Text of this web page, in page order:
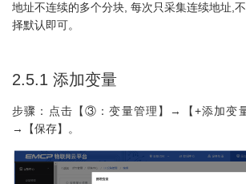
地址不连续的多个分块, 每次只采集连续地址,
择默认即可。
2.5.1 添加变量
步骤：点击【③：变量管理】→【+添加变
→【保存】。